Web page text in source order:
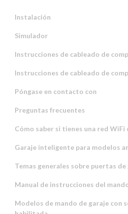
Instalación
Simulador
Instrucciones de cableado de
Instrucciones de cableado de
Póngase en contacto con
Preguntas frecuentes
Cómo saber si tienes una red WiFi
Garaje inteligente para modelos
Temas generales sobre puertas de
Manual de instrucciones del
Modelos de mando de garaje con